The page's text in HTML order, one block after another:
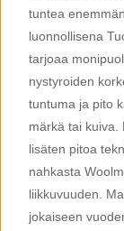
tuntea
luonnollisena
tarjoaa
nystyroiden
tuntuma ja pito
märkä tai kuiva.
lisäten pitoa
nahkasta
liikkuvuuden.
jokaiseen